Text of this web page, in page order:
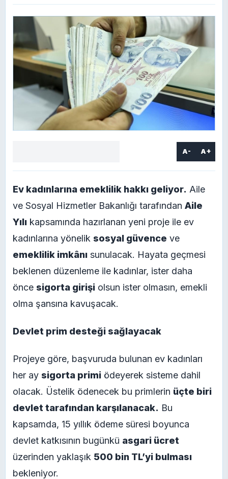
A- A+
Ev kadınlarına emeklilik hakkı geliyor. Aile
ve Sosyal Hizmetler Bakanlığı tarafından Aile
Yılı kapsamında hazırlanan yeni proje ile ev
kadınlarına yönelik sosyal güvence ve
emeklilik imkânı sunulacak. Hayata geçmesi
beklenen düzenleme ile kadınlar, ister daha
önce sigorta girişi olsun ister olmasın, emekli
olma şansına kavuşacak.
Devlet prim desteği sağlayacak
Projeye göre, başvuruda bulunan ev kadınları
her ay sigorta primi ödeyerek sisteme dahil
olacak. Üstelik ödenecek bu primlerin üçte biri
devlet tarafından karşılanacak. Bu
kapsamda, 15 yıllık ödeme süresi boyunca
devlet katkısının bugünkü asgari ücret
üzerinden yaklaşık 500 bin TL’yi bulması
bekleniyor.